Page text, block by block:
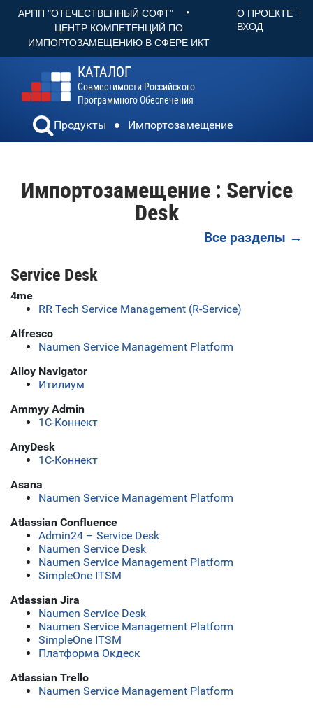
АРПП "ОТЕЧЕСТВЕННЫЙ СОФТ" •
ЦЕНТР КОМПЕТЕНЦИЙ ПО
ИМПОРТОЗАМЕЩЕНИЮ В СФЕРЕ ИКТ
О ПРОЕКТЕ
ВХОД
КАТАЛОГ
Совместимости Российского
Программного Обеспечения
Продукты Импортозамещение
Импортозамещение : Service
Desk
Все разделы →
Service Desk
4me
RR Tech Service Management (R-Service)
Alfresco
Naumen Service Management Platform
Alloy Navigator
Итилиум
Ammyy Admin
1С-Коннект
AnyDesk
1С-Коннект
Asana
Naumen Service Management Platform
Atlassian Confluence
Admin24 – Service Desk
Naumen Service Desk
Naumen Service Management Platform
SimpleOne ITSM
Atlassian Jira
Naumen Service Desk
Naumen Service Management Platform
SimpleOne ITSM
Платформа Окдеск
Atlassian Trello
Naumen Service Management Platform